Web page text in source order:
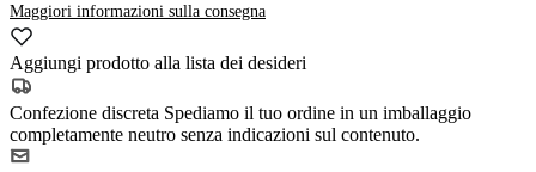
Maggiori informazioni sulla consegna
Aggiungi prodotto alla lista dei desideri
Confezione discreta Spediamo il tuo ordine in un imballaggio
completamente neutro senza indicazioni sul contenuto.